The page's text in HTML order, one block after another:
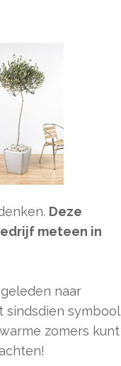
Deze
meteen in
naar
sindsdien symbool
zomers kunt